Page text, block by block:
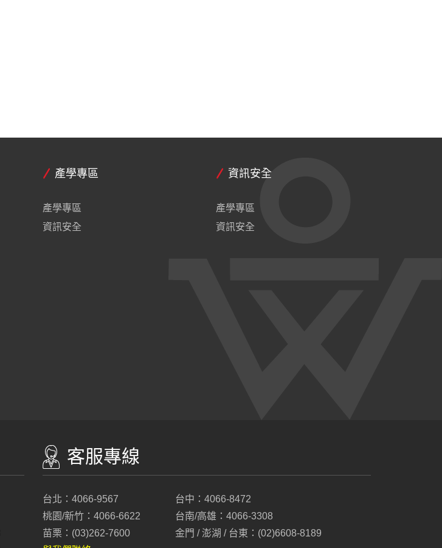
產學專區
產學專區
資訊安全
資訊安全
產學專區
資訊安全
客服專線
台北：4066-9567
桃園/新竹：4066-6622
苗栗：(03)262-7600
台中：4066-8472
台南/高雄：4066-3308
金門 / 澎湖 / 台東：(02)6608-8189